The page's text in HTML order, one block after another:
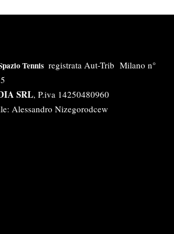
Tennis registrata Aut-Trib Milano n°
SRL, P.iva 14250480960
Alessandro Nizegorodcew